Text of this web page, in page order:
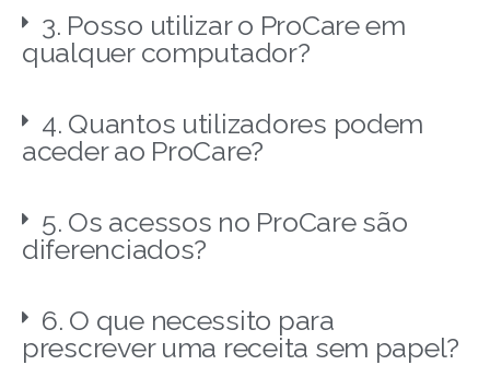
3. Posso utilizar o ProCare em
qualquer computador?
4. Quantos utilizadores podem
aceder ao ProCare?
5. Os acessos no ProCare são
diferenciados?
6. O que necessito para
prescrever uma receita sem papel?